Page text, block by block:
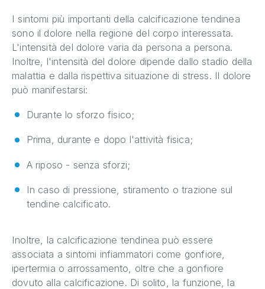
I sintomi più importanti della calcificazione tendinea
sono il dolore nella regione del corpo interessata.
L'intensità del dolore varia da persona a persona.
Inoltre, l'intensità del dolore dipende dallo stadio della
malattia e dalla rispettiva situazione di stress. Il dolore
può manifestarsi:
Durante lo sforzo fisico;
Prima, durante e dopo l'attività fisica;
A riposo - senza sforzi;
In caso di pressione, stiramento o trazione sul
tendine calcificato.
Inoltre, la calcificazione tendinea può essere
associata a sintomi infiammatori come gonfiore,
ipertermia o arrossamento, oltre che a gonfiore
dovuto alla calcificazione. Di solito, la funzione, la